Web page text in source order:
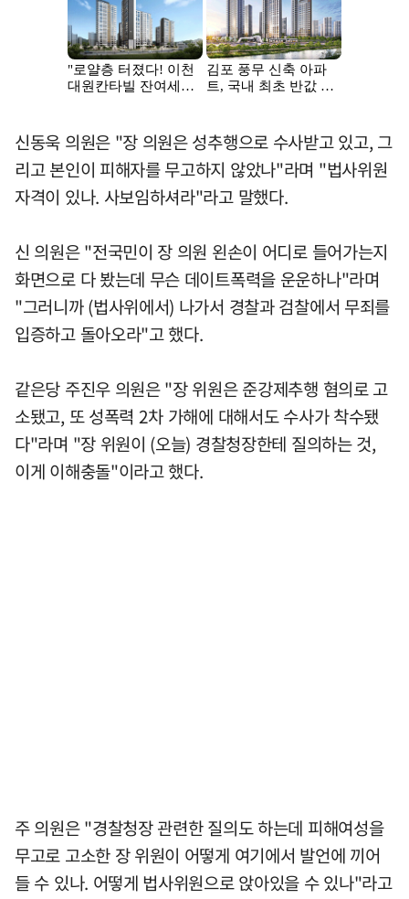
신동욱 의원은 "장 의원은 성추행으로 수사받고 있고, 그
리고 본인이 피해자를 무고하지 않았나"라며 "법사위원
자격이 있나. 사보임하셔라"라고 말했다.
신 의원은 "전국민이 장 의원 왼손이 어디로 들어가는지
화면으로 다 봤는데 무슨 데이트폭력을 운운하나"라며
"그러니까 (법사위에서) 나가서 경찰과 검찰에서 무죄를
입증하고 돌아오라"고 했다.
같은당 주진우 의원은 "장 위원은 준강제추행 혐의로 고
소됐고, 또 성폭력 2차 가해에 대해서도 수사가 착수됐
다"라며 "장 위원이 (오늘) 경찰청장한테 질의하는 것,
이게 이해충돌"이라고 했다.
주 의원은 "경찰청장 관련한 질의도 하는데 피해여성을
무고로 고소한 장 위원이 어떻게 여기에서 발언에 끼어
들 수 있나. 어떻게 법사위원으로 앉아있을 수 있나"라고